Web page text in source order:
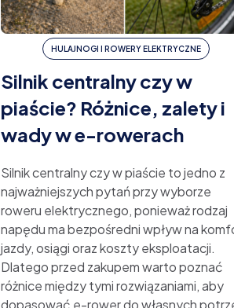
HULAJNOGI I ROWERY ELEKTRYCZNE
Silnik centralny czy w
piaście? Różnice, zalety i
wady w e-rowerach
Silnik centralny czy w piaście to jedno z
najważniejszych pytań przy wyborze
roweru elektrycznego, ponieważ rodzaj
napędu ma bezpośredni wpływ na
jazdy, osiągi oraz koszty eksploatacji.
Dlatego przed zakupem warto poznać
różnice między tymi rozwiązaniami, aby
dopasować e-rower do własnych